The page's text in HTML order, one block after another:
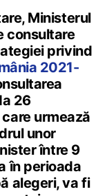
Ministerul
consultare
privind
2021-
26
urmează
unor
între 9
în perioada
alegeri, va fi